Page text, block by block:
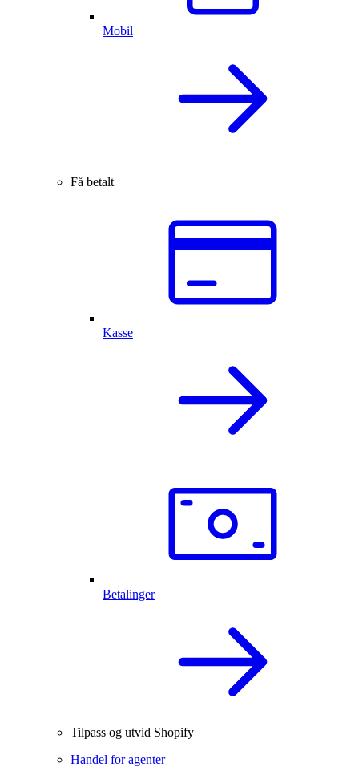
Mobil
Få betalt
Kasse
Betalinger
Tilpass og utvid Shopify
Handel for agenter